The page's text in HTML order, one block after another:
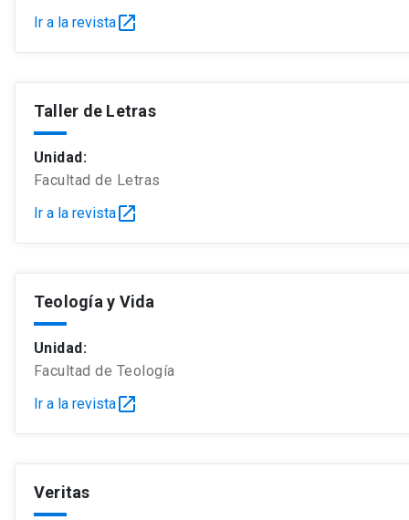
Ir a la revistaopen_in_new
Taller de Letras
Unidad:
Facultad de Letras
Ir a la revistaopen_in_new
Teología y Vida
Unidad:
Facultad de Teología
Ir a la revistaopen_in_new
Veritas